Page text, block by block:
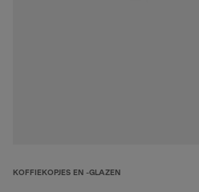
KOFFIEKOPJES EN -GLAZEN